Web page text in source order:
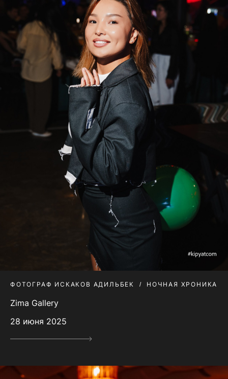
ФОТОГРАФ ИСКАКОВ АДИЛЬБЕК НОЧНАЯ ХРОНИКА
Zima Gallery
28 июня 2025